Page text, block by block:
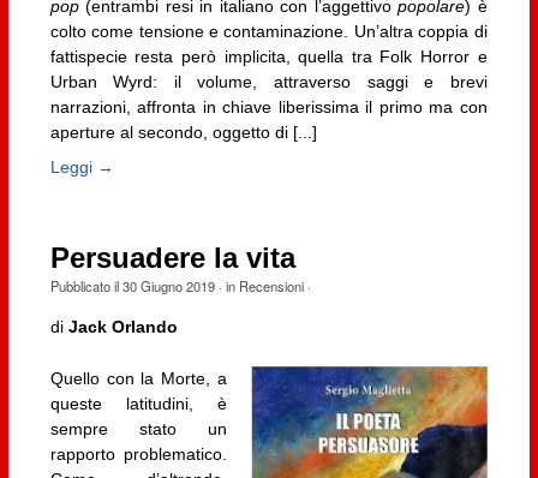
pop(entrambi resi in italiano con l’aggettivopopolare) è
colto come tensione e contaminazione. Un’altra coppia di
fattispecie resta però implicita, quella tra Folk Horror e
Urban Wyrd: il volume, attraverso saggi e brevi
narrazioni, affronta in chiave liberissima il primo ma con
aperture al secondo, oggetto di [...]
Leggi →
Persuadere la vita
Pubblicato il30 Giugno 2019· in Recensioni·
di Jack Orlando
Quello con la Morte, a
queste latitudini, è
sempre stato un
rapporto problematico.